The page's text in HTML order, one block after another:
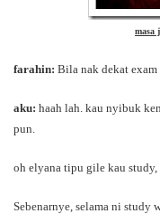
masa
farahin: Bila nak dekat
aku: haah lah. kau nyibuk
pun.
oh elyana tipu gile kau study,
Sebenarnye, selama ni study